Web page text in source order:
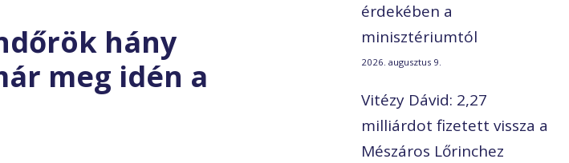
hány
meg idén a
érdekében a
minisztériumtól
2026. augusztus 9.
Vitézy Dávid: 2,27
milliárdot fizetett vissza a
Mészáros Lőrinchez